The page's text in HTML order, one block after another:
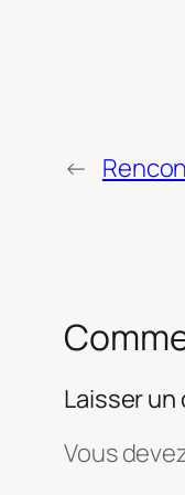
←
Laisser
Vous